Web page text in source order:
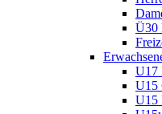
Ü30
U17
U15
U15